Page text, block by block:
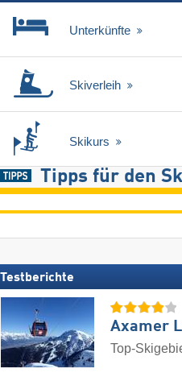
Unterkünfte
Skiverleih
Skikurs
Tipps für den
Testberichte
Axamer
Top-